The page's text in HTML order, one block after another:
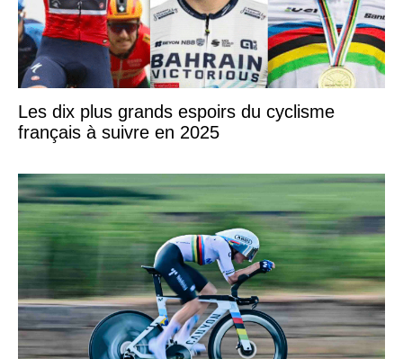
Les dix plus grands espoirs du cyclisme
français à suivre en 2025